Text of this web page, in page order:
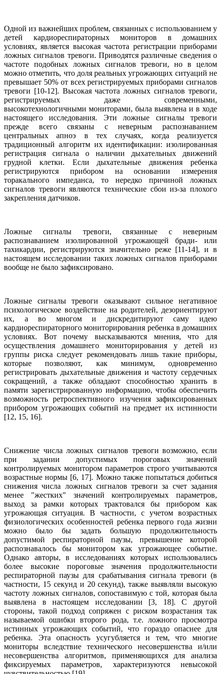
Одной из важнейших проблем, связанных с использованием у
детей кардиореспираторных мониторов в домашних
условиях, является высокая частота регистрации приборами
ложных сигналов тревоги. Приводятся различные сведения о
частоте подобных ложных сигналов тревоги, но в целом
можно отметить, что доля реальных угрожающих ситуаций не
превышает 50% от всех регистрируемых приборами сигналов
тревоги [10-12]. Высокая частота ложных сигналов тревоги,
регистрируемых даже современными,
высокотехнологичными мониторами, была выявлена и в ходе
настоящего исследования. Эти ложные сигналы тревоги
прежде всего связаны с неверным распознаванием
центральных апноэ в тех случаях, когда реализуется
традиционный алгоритм их идентификации: изолированная
регистрация сигнала о наличии дыхательных движений
грудной клетки. Если дыхательные движения ребенка
регистрируются прибором на основании измерения
торакального импеданса, то нередко причиной ложных
сигналов тревоги являются технические сбои из-за плохого
закрепления датчиков.
Ложные сигналы тревоги, связанные с неверным
распознаванием изолированной угрожающей бради- или
тахикардии, регистрируются значительно реже [11-14], и в
настоящем исследовании таких ложных сигналов приборами
вообще не было зафиксировано.
Ложные сигналы тревоги оказывают сильное негативное
психологическое воздействие на родителей, дезориентируют
их, а во многом и дискредитируют саму идею
кардиореспираторного мониторирования ребенка в домашних
условиях. Вот почему высказываются мнения, что для
осуществления домашнего мониторирования у детей из
группы риска следует рекомендовать лишь такие приборы,
которые позволяют, как минимум, одновременно
регистрировать дыхательные движения и частоту сердечных
сокращений, а также обладают способностью хранить в
памяти зарегистрированную информацию, чтобы обеспечить
возможность ретроспективного изучения зафиксированных
прибором угрожающих событий на предмет их истинности
[12, 15, 16].
Снижение числа ложных сигналов тревоги возможно, если
при задании допустимых пороговых значений
контролируемых монитором параметров строго учитываются
возрастные нормы [6, 17]. Можно также попытаться добиться
снижения числа ложных сигналов тревоги за счет задания
менее "жестких" значений контролируемых параметров,
выход за рамки которых трактовался бы прибором как
угрожающая ситуация. В частности, с учетом возрастных
физиологических особенностей ребенка первого года жизни
можно было бы задать большую продолжительность
допустимой респираторной паузы, превышение которой
распознавалось бы монитором как угрожающее событие.
Однако авторы, в исследованиях которых использовались
более высокие пороговые значения продолжительности
респираторной паузы для срабатывания сигнала тревоги (в
частности, 15 секунд и 20 секунд), также выявляли высокую
частоту ложных сигналов, сопоставимую с той, которая была
выявлена в настоящем исследовании [3, 18]. С другой
стороны, такой подход сопряжен с риском возрастания так
называемой ошибки второго рода, т.е. ложного просмотра
истинных угрожающих событий, что гораздо опаснее для
ребенка. Эта опасность усугубляется и тем, что многие
мониторы вследствие технического несовершенства и/или
несовершенства алгоритмов, применяющихся для анализа
фиксируемых параметров, характеризуются невысокой